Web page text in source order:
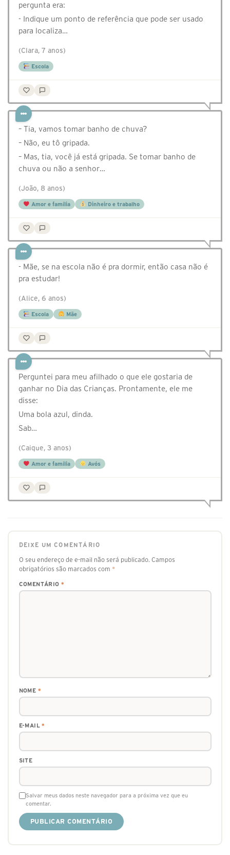
pergunta era:
- Indique um ponto de referência que pode ser usado
para localiza…
(Clara, 7 anos)
Escola
– Tia, vamos tomar banho de chuva?
– Não, eu tô gripada.
– Mas, tia, você já está gripada. Se tomar banho de
chuva ou não a senhor…
(João, 8 anos)
Amor e família Dinheiro e trabalho
- Mãe, se na escola não é pra dormir, então casa não é
pra estudar!
(Alice, 6 anos)
Escola Mãe
Perguntei para meu afilhado o que ele gostaria de
ganhar no Dia das Crianças. Prontamente, ele me
disse:
Uma bola azul, dinda.
Sab…
(Caique, 3 anos)
Amor e família Avós
DEIXE UM COMENTÁRIO
O seu endereço de e-mail não será publicado. Campos
obrigatórios são marcados com *
COMENTÁRIO *
NOME *
E-MAIL*
SITE
Salvar meus dados neste navegador para a próxima vez que eu
comentar.